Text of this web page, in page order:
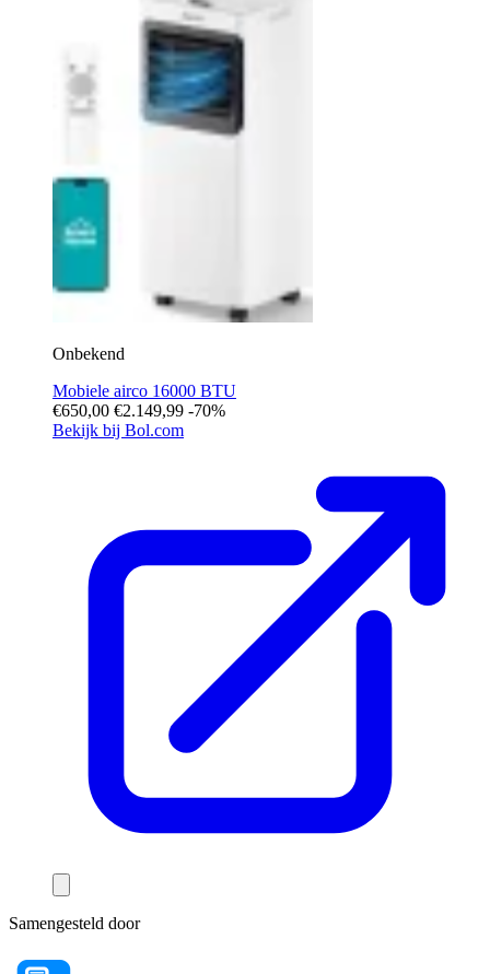
Onbekend
Mobiele airco 16000 BTU
€650,00 €2.149,99 -70%
Bekijk bij Bol.com
Samengesteld door